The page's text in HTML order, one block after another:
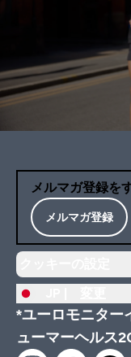
メルマガ登録を
メルマガ登録
*ユーロモニター
ューマーヘルス